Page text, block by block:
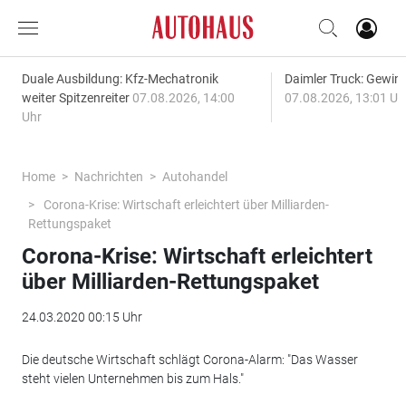
Duale Ausbildung: Kfz-Mechatronik
weiter Spitzenreiter 07.08.2026, 14:00
Uhr
Daimler Truck:
07.08.2026, 13:01
Home Nachrichten
Autohandel
Corona-Krise: Wirtschaft erleichtert über Milliarden-
Rettungspaket
Corona-Krise: Wirtschaft erleichtert
über Milliarden-Rettungspaket
24.03.2020 00:15 Uhr
Die deutsche Wirtschaft schlägt Corona-Alarm: "Das Wasser
steht vielen Unternehmen bis zum Hals."